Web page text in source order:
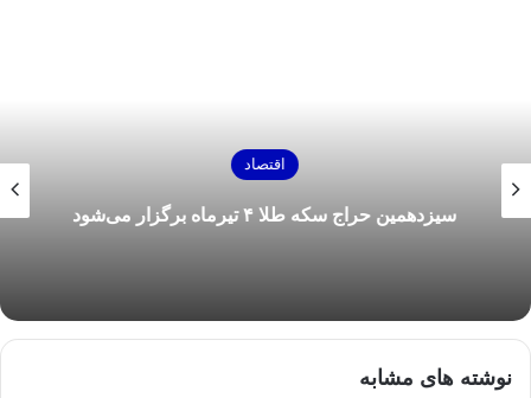
اقتصاد
سیزدهمین حراج سکه طلا ۴ تیرماه برگزار می‌شود
نوشته های مشابه